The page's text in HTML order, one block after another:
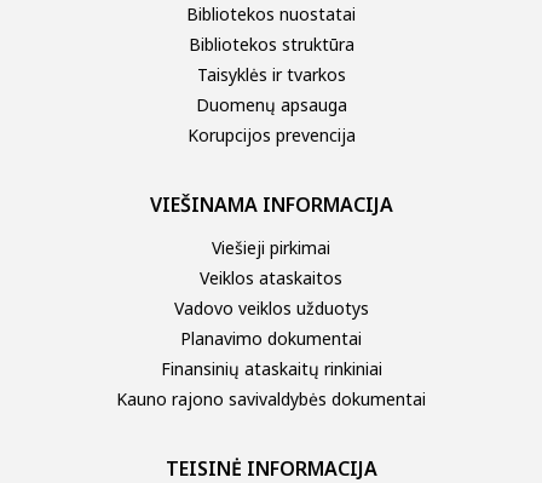
Bibliotekos nuostatai
Bibliotekos struktūra
Taisyklės ir tvarkos
Duomenų apsauga
Korupcijos prevencija
VIEŠINAMA INFORMACIJA
Viešieji pirkimai
Veiklos ataskaitos
Vadovo veiklos užduotys
Planavimo dokumentai
Finansinių ataskaitų rinkiniai
Kauno rajono savivaldybės dokumentai
TEISINĖ INFORMACIJA